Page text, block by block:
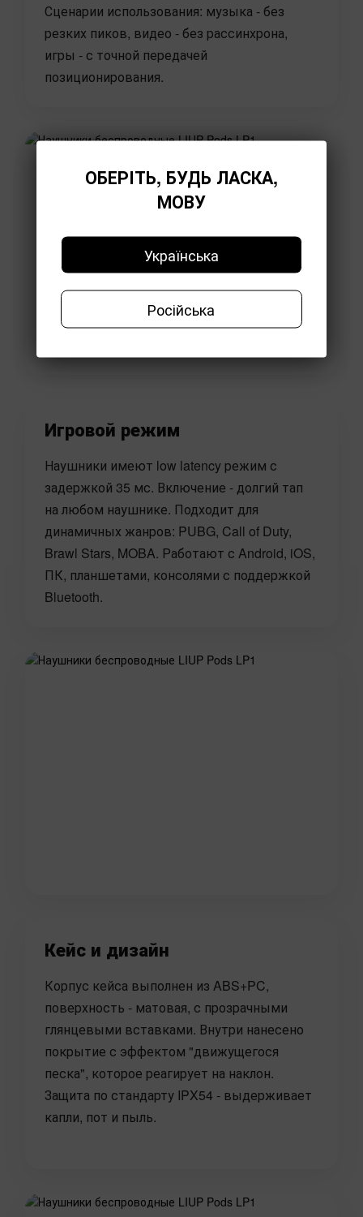
Сценарии использования: музыка - без
резких пиков, видео - без рассинхрона,
игры - с точной передачей
позиционирования.
Игровой режим
Наушники имеют low latency режим с
задержкой 35 мс. Включение - долгий тап
на любом наушнике. Подходит для
динамичных жанров: PUBG, Call of Duty,
Brawl Stars, MOBA. Работают с Android, iOS,
ПК, планшетами, консолями с поддержкой
Bluetooth.
Кейс и дизайн
Корпус кейса выполнен из ABS+PC,
поверхность - матовая, с прозрачными
глянцевыми вставками. Внутри нанесено
покрытие с эффектом "движущегося
песка", которое реагирует на наклон.
Защита по стандарту IPX54 - выдерживает
капли, пот и пыль.
ОБЕРІТЬ, БУДЬ ЛАСКА,
МОВУ
Українська
Російська